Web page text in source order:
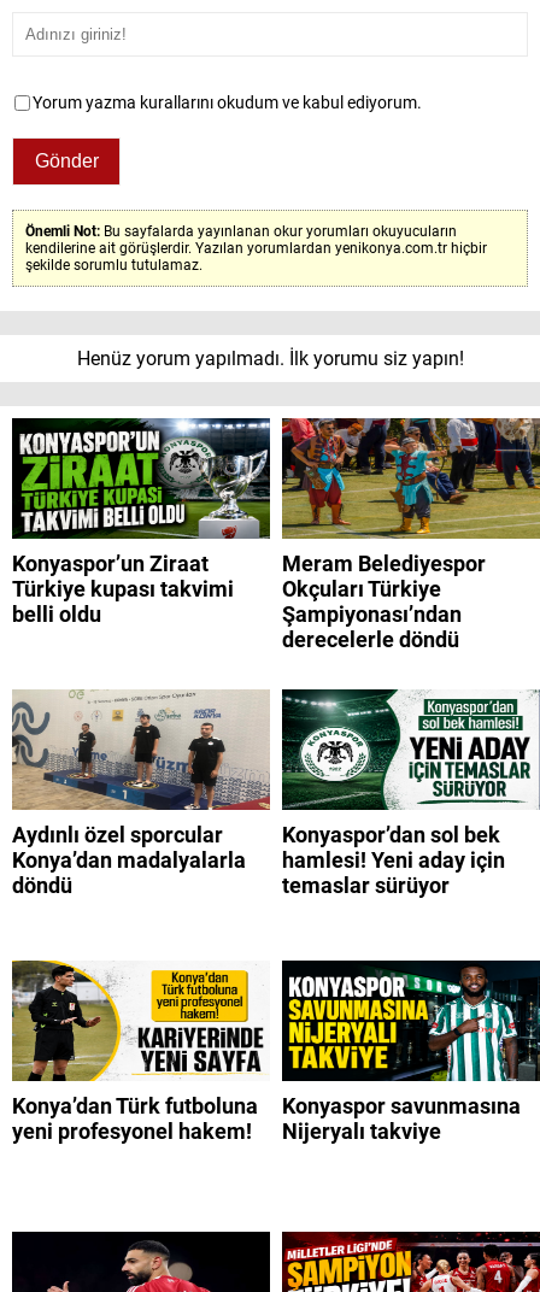
Yorum yazma kurallarını okudum ve kabul ediyorum.
Önemli Not: Bu sayfalarda yayınlanan okur yorumları okuyucuların
kendilerine ait görüşlerdir. Yazılan yorumlardan yenikonya.com.tr hiçbir
şekilde sorumlu tutulamaz.
Henüz yorum yapılmadı. İlk yorumu siz yapın!
Konyaspor’un Ziraat
Türkiye kupası takvimi
belli oldu
Meram Belediyespor
Okçuları Türkiye
Şampiyonası’ndan
derecelerle döndü
Aydınlı özel sporcular
Konya’dan madalyalarla
döndü
Konyaspor’dan sol bek
hamlesi! Yeni aday için
temaslar sürüyor
Konya’dan Türk futboluna
yeni profesyonel hakem!
Konyaspor savunmasına
Nijeryalı takviye